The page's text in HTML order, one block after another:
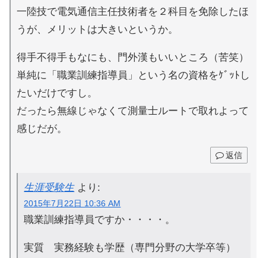
一陸技で電気通信主任技術者を２科目を免除したほ
うが、メリットは大きいというか。
得手不得手もなにも、門外漢もいいところ（苦笑）
単純に「職業訓練指導員」という名の資格をｹﾞｯﾄし
たいだけですし。
だったら無線じゃなくて測量士ルートで取れよって
感じだが。
返信
生涯受験生 より:
2015年7月22日 10:36 AM
職業訓練指導員ですか・・・・。
実質 実務経験も学歴（専門分野の大学卒等）